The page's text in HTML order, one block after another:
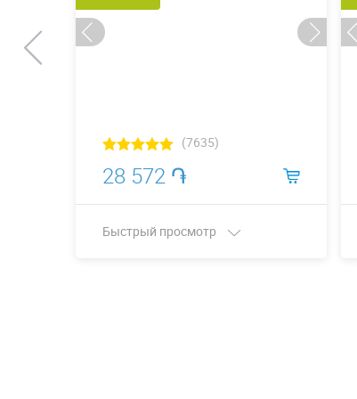
(7635)
28 572 ֏
Быстрый просмотр